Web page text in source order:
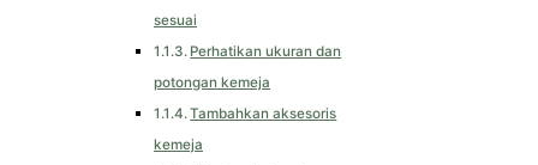
sesuai
Perhatikan ukuran dan
potongan kemeja
Tambahkan aksesoris
kemeja